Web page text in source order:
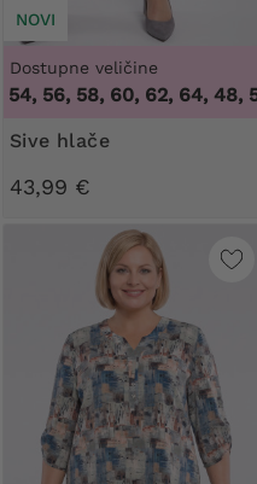
NOVI
Dostupne veličine
56, 58, 60, 62, 64, 48, 50,
Sive hlače
43,99 €